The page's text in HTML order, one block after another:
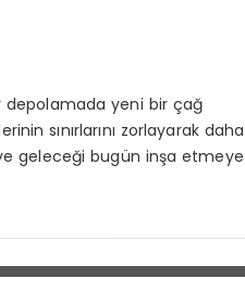
depolamada yeni bir çağ
sınırlarını zorlayarak daha
geleceği bugün inşa etmeye